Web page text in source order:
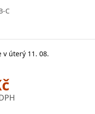
C
v úterý 11. 08.